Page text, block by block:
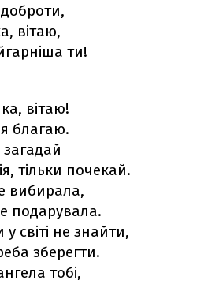
доброти,
вітаю,
ти!
вітаю!
благаю.
загадай
тільки почекай.
вибирала,
подарувала.
світі не знайти,
зберегти.
тобі,